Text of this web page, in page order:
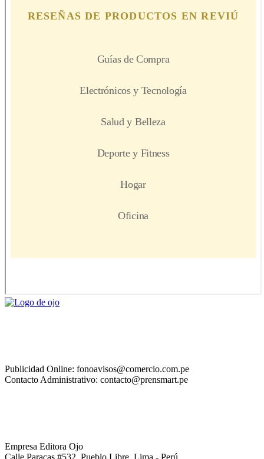
Publicidad Online: fonoavisos@comercio.com.pe
Contacto Administrativo: contacto@prensmart.pe
Empresa Editora Ojo